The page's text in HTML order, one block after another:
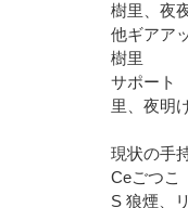
樹里、夜
他ギアア
樹里
サポート
里、夜明
現状の手
Ceごつこ
S 狼煙、